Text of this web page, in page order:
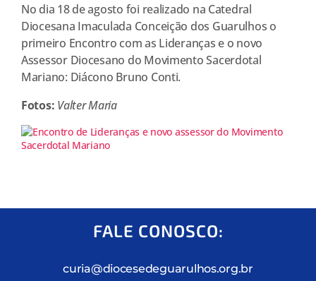
No dia 18 de agosto foi realizado na Catedral
Diocesana Imaculada Conceição dos Guarulhos o
primeiro Encontro com as Lideranças e o novo
Assessor Diocesano do Movimento Sacerdotal
Mariano: Diácono Bruno Conti.
Fotos: Valter Maria
FALE CONOSCO:
curia@diocesedeguarulhos.org.br